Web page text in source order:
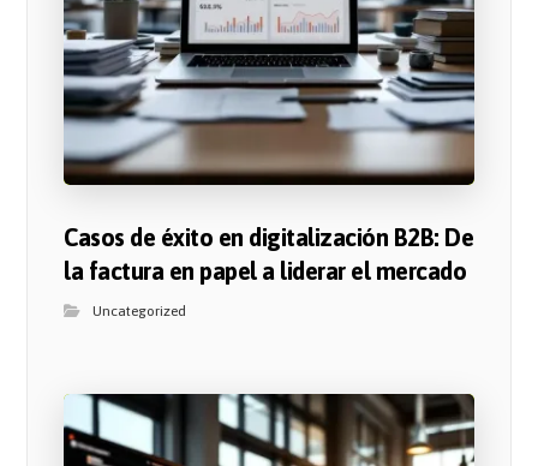
Casos de éxito en digitalización B2B: De
la factura en papel a liderar el mercado
Uncategorized